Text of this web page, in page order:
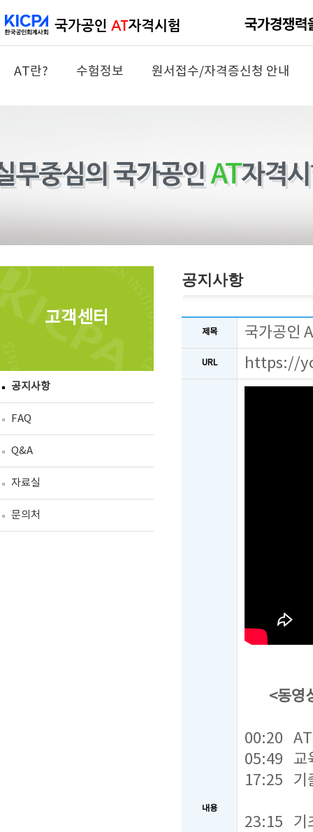
AT란? 수험정보 원서접수/자격증신청 안내
고객센터
공지사항
FAQ
Q&A
자료실
문의처
공지사항
제목 국가공인
URL https://
내용
<동영
00:20 AT
05:49 교
17:25 기
23:15 기